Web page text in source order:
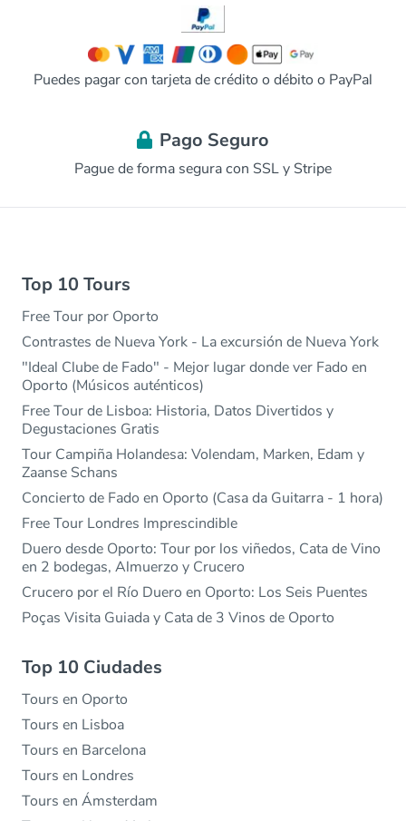
Puedes pagar con tarjeta de crédito o débito o PayPal
Pago Seguro
Pague de forma segura con SSL y Stripe
Top 10 Tours
Free Tour por Oporto
Contrastes de Nueva York - La excursión de Nueva York
"Ideal Clube de Fado" - Mejor lugar donde ver Fado en
Oporto (Músicos auténticos)
Free Tour de Lisboa: Historia, Datos Divertidos y
Degustaciones Gratis
Tour Campiña Holandesa: Volendam, Marken, Edam y
Zaanse Schans
Concierto de Fado en Oporto (Casa da Guitarra - 1 hora)
Free Tour Londres Imprescindible
Duero desde Oporto: Tour por los viñedos, Cata de Vino
en 2 bodegas, Almuerzo y Crucero
Crucero por el Río Duero en Oporto: Los Seis Puentes
Poças Visita Guiada y Cata de 3 Vinos de Oporto
Top 10 Ciudades
Tours en Oporto
Tours en Lisboa
Tours en Barcelona
Tours en Londres
Tours en Ámsterdam